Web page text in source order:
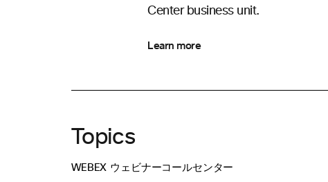
Center business unit.
Learn more
Topics
WEBEX ウェビナーコールセンター